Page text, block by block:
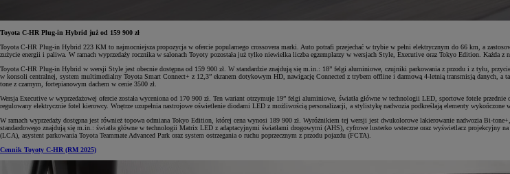
Toyota C-HR Plug-in Hybrid już od 159 900 zł
Toyota C-HR Plug-in Hybrid 223 KM to najmocniejsza propozycja w ofercie popularnego crossovera marki. Auto potrafi przejechać w trybie w pełni elektrycznym do 66 km, a
zużycie energii i paliwa. W ramach wyprzedaży rocznika w salonach Toyoty pozostała już tylko niewielka liczba egzemplarzy w wersjach Style, Executive oraz Tokyo Edition. Każda z
Toyota C-HR Plug-in Hybrid w wersji Style jest obecnie dostępna od 159 900 zł. W standardzie znajdują się m.in.: 18” felgi aluminiowe, czujniki parkowania z przodu i z tyłu,
w konsoli centralnej, system multimedialny Toyota Smart Connect+ z 12,3” ekranem dotykowym HD, nawigację Connected z trybem offline i darmową 4-letnią transmisją danych,
tone z czarnym, fortepianowym dachem w cenie 3500 zł.
Wersja Executive w wyprzedażowej ofercie została wyceniona od 170 900 zł. Ten wariant otrzymuje 19” felgi aluminiowe, światła główne w technologii LED, sportowe fotele
regulowany elektrycznie fotel kierowcy. Wnętrze uzupełnia nastrojowe oświetlenie diodami LED z możliwością personalizacji, a stylistykę nadwozia podkreślają elementy
W ramach wyprzedaży dostępna jest również topowa odmiana Tokyo Edition, której cena wynosi 189 900 zł. Wyróżnikiem tej wersji jest dwukolorowe lakierowanie nadwozia Bi-
standardowego znajdują się m.in.: światła główne w technologii Matrix LED z adaptacyjnymi światłami drogowymi (AHS), cyfrowe lusterko wsteczne oraz wyświetlacz projekcyjny
(LCA), asystent parkowania Toyota Teammate Advanced Park oraz system ostrzegania o ruchu poprzecznym z przodu pojazdu (FCTA).
Cennik Toyoty C-HR (RM 2025)